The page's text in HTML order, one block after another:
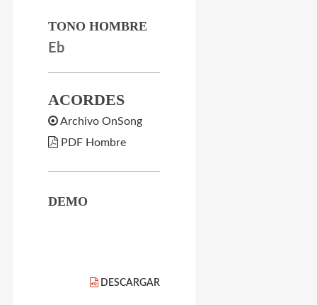
TONO HOMBRE
Eb
ACORDES
Archivo OnSong
PDF Hombre
DEMO
DESCARGAR